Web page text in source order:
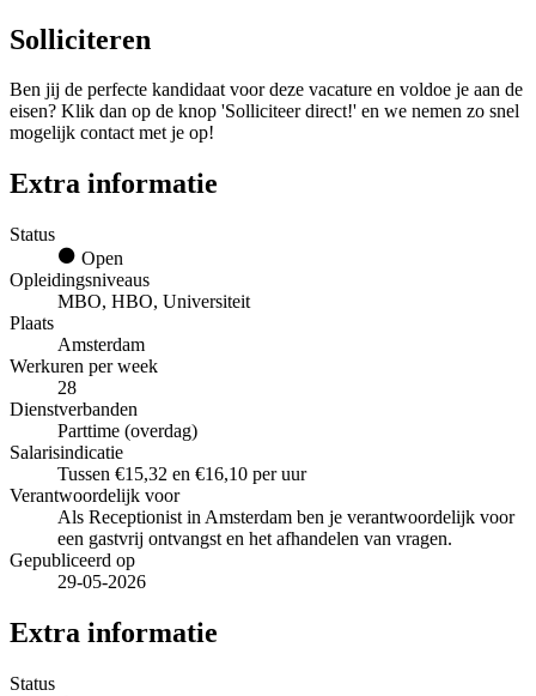
Solliciteren
Ben jij de perfecte kandidaat voor deze vacature en voldoe je aan de
eisen? Klik dan op de knop 'Solliciteer direct!' en we nemen zo snel
mogelijk contact met je op!
Extra informatie
Status
Open
Opleidingsniveaus
MBO, HBO, Universiteit
Plaats
Amsterdam
Werkuren per week
28
Dienstverbanden
Parttime (overdag)
Salarisindicatie
Tussen €15,32 en €16,10 per uur
Verantwoordelijk voor
Als Receptionist in Amsterdam ben je verantwoordelijk voor
een gastvrij ontvangst en het afhandelen van vragen.
Gepubliceerd op
29-05-2026
Extra informatie
Status